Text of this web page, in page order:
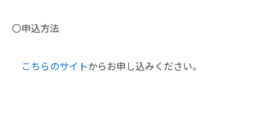
〇申込方法
こちらのサイトからお申し込みください。